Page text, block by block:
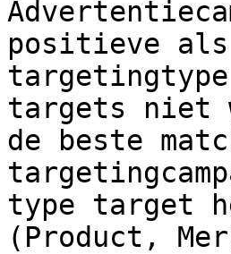
positieve
targets niet
de beste
type target
(Product,